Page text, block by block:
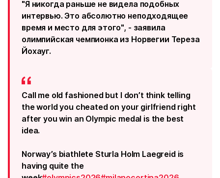
"Я никогда раньше не видела подобных
интервью. Это абсолютно неподходящее
время и место для этого", - заявила
олимпийская чемпионка из Норвегии Тереза
Йохауг.
Call me old fashioned but I don’t think telling
the world you cheated on your girlfriend right
after you win an Olympic medal is the best
idea.
Norway’s biathlete Sturla Holm Laegreid is
having quite the